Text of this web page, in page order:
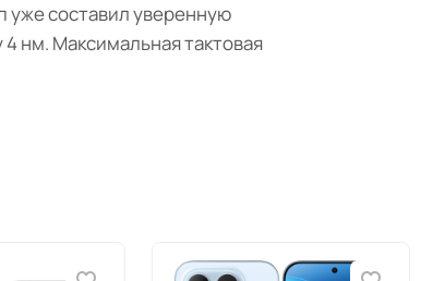
уже составил уверенную
нм. Максимальная тактовая